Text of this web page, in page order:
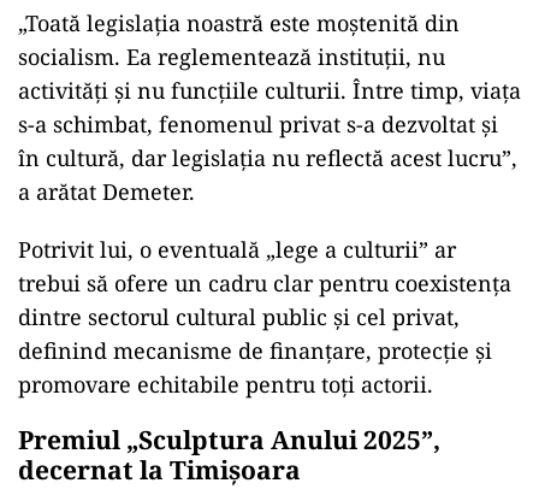
„Toată legislația noastră este moștenită din
socialism. Ea reglementează instituții, nu
activități și nu funcțiile culturii. Între timp, viața
s-a schimbat, fenomenul privat s-a dezvoltat și
în cultură, dar legislația nu reflectă acest lucru”,
a arătat Demeter.
Potrivit lui, o eventuală „lege a culturii” ar
trebui să ofere un cadru clar pentru coexistența
dintre sectorul cultural public și cel privat,
definind mecanisme de finanțare, protecție și
promovare echitabile pentru toți actorii.
Premiul „Sculptura Anului 2025”,
decernat la Timișoara